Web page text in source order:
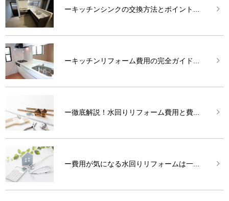
ーキッチンシンクの交換方法とポイント...
ーキッチンリフォーム費用の完全ガイド...
ー徹底解説！水回りリフォーム費用と費...
ー費用が気になる水回りリフォームは一...